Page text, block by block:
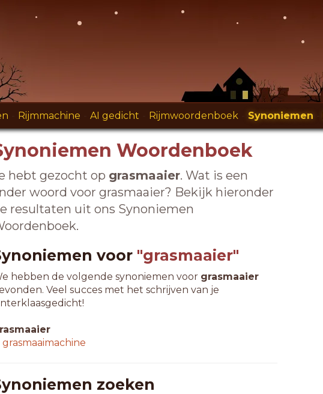
Rijmmachine AI gedicht Rijmwoordenboek Synoniemen
Woordenboek
hebt gezocht op grasmaaier. Wat is een
woord voor grasmaaier? Bekijk hieronder
resultaten uit ons Synoniemen
voor "grasmaaier"
hebben de volgende synoniemen voor grasmaaier
Veel succes met het schrijven van je
grasmaaimachine
zoeken